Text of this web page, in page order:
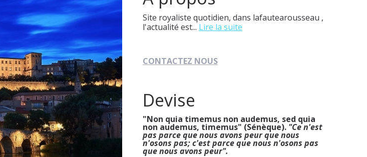
Site royaliste quotidien, dans lafautearousseau ,
l'actualité est... Lire la suite
CONTACTEZ NOUS
Devise
"Non quia timemus non audemus, sed quia
non audemus, timemus" (Sénèque). "Ce n'est
pas parce que nous avons peur que nous
n'osons pas; c'est parce que nous n'osons pas
que nous avons peur".